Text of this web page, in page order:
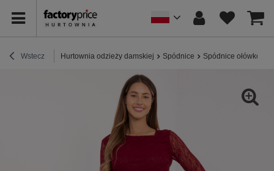
Wstecz Hurtownia odzieży damskiej Spódnice Spódnice ołówkowe